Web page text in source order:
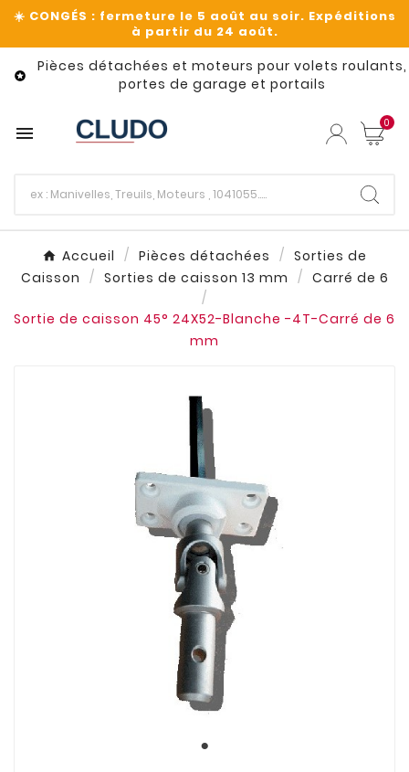

Pièces détachées et moteurs pour volets roulants,
portes de garage et portails
 0
Accueil Pièces détachées
Sorties de
Caisson
Sorties de caisson 13 mm Carré de 6
Sortie de caisson 45° 24X52-Blanche -4T-Carré de 6
mm